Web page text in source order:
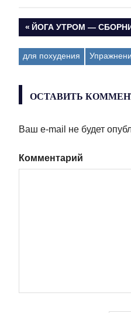
Навигация
по
записям
ПРЕДЫДУЩАЯ
ЙОГА УТРОМ —
для похудения
ОСТАВИТЬ
Ваш e-mail не будет
Комментарий